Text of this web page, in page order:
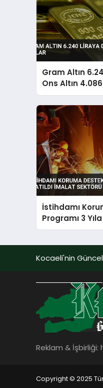
Gram Altın
Ons Altın
İstihdamı
Programı 3
Sektörü
Kocaeli'nin
Reklam & İşbirliği:
Copyright © 2025